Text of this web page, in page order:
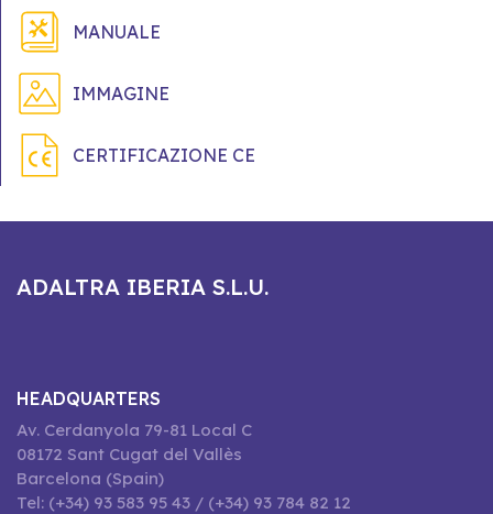
MANUALE
IMMAGINE
CERTIFICAZIONE CE
ADALTRA IBERIA S.L.U.
HEADQUARTERS
Av. Cerdanyola 79-81 Local C
08172 Sant Cugat del Vallès
Barcelona (Spain)
Tel: (+34) 93 583 95 43 / (+34) 93 784 82 12